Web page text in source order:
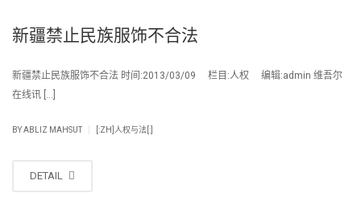
新疆禁止民族服饰不合法
新疆禁止民族服饰不合法 时间:2013/03/09 栏目:人权 编辑:admin 维吾尔
在线讯 […]
BYABLIZ MAHSUT [:ZH]人权与法[:]
DETAIL